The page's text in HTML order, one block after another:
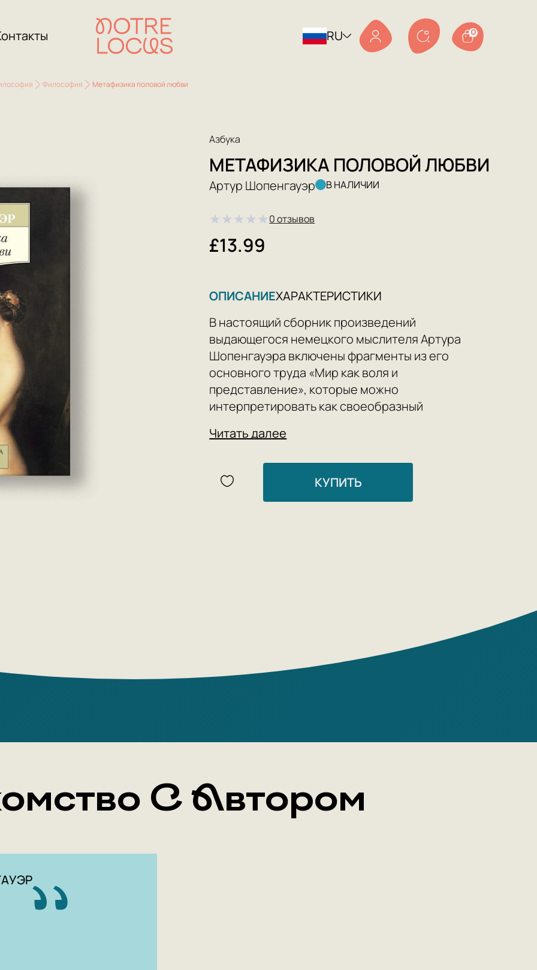
RU 0
Философия Метафизика половой любви
Азбука
МЕТАФИЗИКА ПОЛОВОЙ ЛЮБВИ
Артур Шопенгауэр В НАЛИЧИИ
★★★★★0 отзывов
£13.99
ОПИСАНИЕХАРАКТЕРИСТИКИ
В настоящий сборник произведений
выдающегося немецкого мыслителя Артура
Шопенгауэра включены фрагменты из его
основного труда «Мир как воля и
представление», которые можно
интерпретировать как своеобразный
— центральному в его философской системе.
этическими воззрениями Шопенгауэра, с его
истолкованием сущности половой любви, его
пониманием смерти и смертности человека.
Читать далее
КУПИТЬ
С Автором